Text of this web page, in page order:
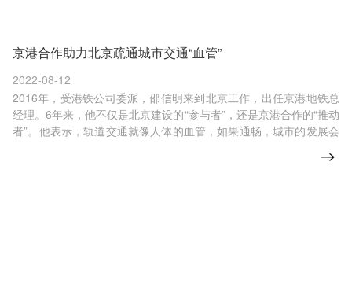
京港合作助力北京疏通城市交通“血管”
2016年，受港铁公司委派，邵信明来到北京工作，出任京港地铁总
经理。6年来，他不仅是北京建设的“参与者”，还是京港合作的“推动
者”。他表示，轨道交通就像人体的血管，如果通畅，城市的发展会
2022-08-12